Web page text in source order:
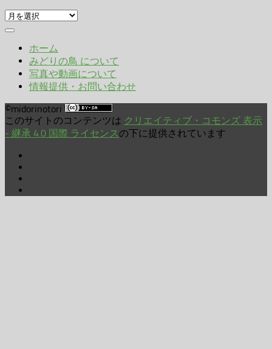
撮
影
ホーム
みどりの鳥 について
写真や動画について
情報提供・お問い合わせ
©midorinotori
このサイトのコンテンツは クリエイティブ・コモンズ 表示
- 継承 4.0 国際 ライセンスの下に提供されています